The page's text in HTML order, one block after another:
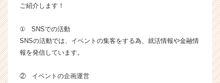
ス
ト
ご紹介します！
① SNSでの活動
SNSの活動では、イベントの集客をする為、就活情報や金融情
報を発信しています。
② イベントの企画運営